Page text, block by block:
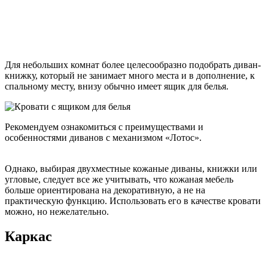
Для небольших комнат более целесообразно подобрать диван-
книжку, который не занимает много места и в дополнение, к
спальному месту, внизу обычно имеет ящик для белья.
Рекомендуем ознакомиться с преимуществами и
особенностями диванов с механизмом «Лотос».
Однако, выбирая двухместные кожаные диваны, книжки или
угловые, следует все же учитывать, что кожаная мебель
больше ориентирована на декоративную, а не на
практическую функцию. Использовать его в качестве кровати
можно, но нежелательно.
Каркас